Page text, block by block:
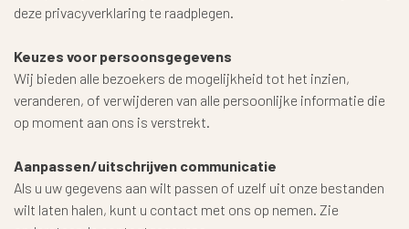
deze privacyverklaring te raadplegen.
Keuzes voor persoonsgegevens
Wij bieden alle bezoekers de mogelijkheid tot het inzien,
veranderen, of verwijderen van alle persoonlijke informatie die
op moment aan ons is verstrekt.
Aanpassen/uitschrijven communicatie
Als u uw gegevens aan wilt passen of uzelf uit onze bestanden
wilt laten halen, kunt u contact met ons op nemen. Zie